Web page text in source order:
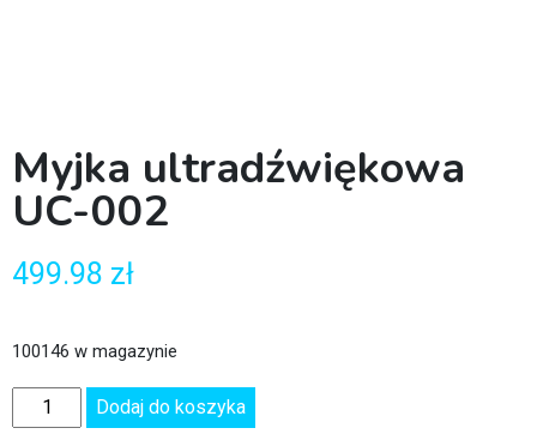
Myjka ultradźwiękowa
UC-002
499.98 zł
100146 w magazynie
Dodaj do koszyka